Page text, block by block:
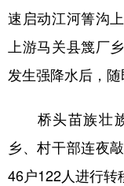
速启动江河箐沟
上游马关县篾厂
发生强降水后，
桥头苗族壮族
乡、村干部连夜
46户122人进行转